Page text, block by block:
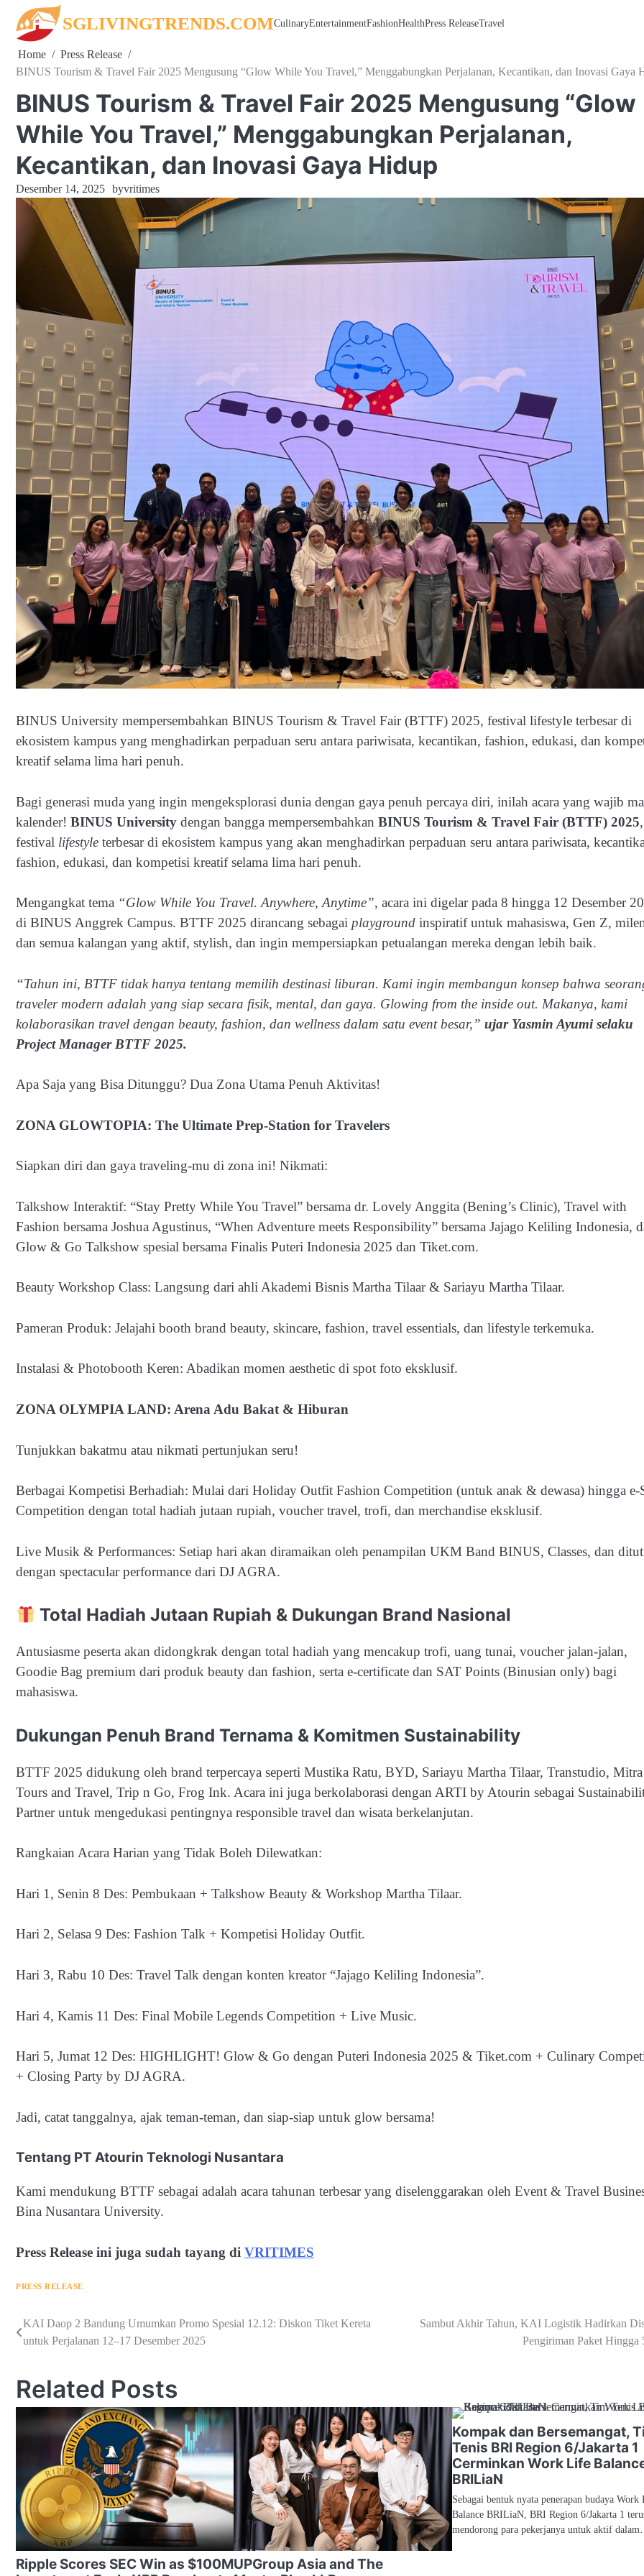
content
SGLIVINGTRENDS.COMCulinaryEntertainmentFashionHealthPress ReleaseTravel
Home
Press Release
BINUS Tourism & Travel Fair 2025 Mengusung “Glow While You Travel,” Menggabungkan Perjalanan, Kecantikan, dan Inovasi Gaya
BINUS Tourism & Travel Fair 2025 Mengusung “Glow
While You Travel,” Menggabungkan Perjalanan,
Kecantikan, dan Inovasi Gaya Hidup
Desember 14, 2025 byvritimes
BINUS University mempersembahkan BINUS Tourism & Travel Fair (BTTF) 2025, festival lifestyle terbesar di
ekosistem kampus yang menghadirkan perpaduan seru antara pariwisata, kecantikan, fashion, edukasi, dan
kreatif selama lima hari penuh.
Bagi generasi muda yang ingin mengeksplorasi dunia dengan gaya penuh percaya diri, inilah acara yang wajib
kalender! BINUS University dengan bangga mempersembahkan BINUS Tourism & Travel Fair (BTTF) 2025,
festival lifestyle terbesar di ekosistem kampus yang akan menghadirkan perpaduan seru antara pariwisata,
fashion, edukasi, dan kompetisi kreatif selama lima hari penuh.
Mengangkat tema “Glow While You Travel. Anywhere, Anytime”, acara ini digelar pada 8 hingga 12 Desember
di BINUS Anggrek Campus. BTTF 2025 dirancang sebagai playground inspiratif untuk mahasiswa, Gen Z,
dan semua kalangan yang aktif, stylish, dan ingin mempersiapkan petualangan mereka dengan lebih baik.
“Tahun ini, BTTF tidak hanya tentang memilih destinasi liburan. Kami ingin membangun konsep bahwa
traveler modern adalah yang siap secara fisik, mental, dan gaya. Glowing from the inside out. Makanya, kami
kolaborasikan travel dengan beauty, fashion, dan wellness dalam satu event besar,” ujar Yasmin Ayumi selaku
Project Manager BTTF 2025.
Apa Saja yang Bisa Ditunggu? Dua Zona Utama Penuh Aktivitas!
ZONA GLOWTOPIA: The Ultimate Prep-Station for Travelers
Siapkan diri dan gaya traveling-mu di zona ini! Nikmati:
Talkshow Interaktif: “Stay Pretty While You Travel” bersama dr. Lovely Anggita (Bening’s Clinic), Travel with
Fashion bersama Joshua Agustinus, “When Adventure meets Responsibility” bersama Jajago Keliling Indonesia,
Glow & Go Talkshow spesial bersama Finalis Puteri Indonesia 2025 dan Tiket.com.
Beauty Workshop Class: Langsung dari ahli Akademi Bisnis Martha Tilaar & Sariayu Martha Tilaar.
Pameran Produk: Jelajahi booth brand beauty, skincare, fashion, travel essentials, dan lifestyle terkemuka.
Instalasi & Photobooth Keren: Abadikan momen aesthetic di spot foto eksklusif.
ZONA OLYMPIA LAND: Arena Adu Bakat & Hiburan
Tunjukkan bakatmu atau nikmati pertunjukan seru!
Berbagai Kompetisi Berhadiah: Mulai dari Holiday Outfit Fashion Competition (untuk anak & dewasa) hingga e-
Competition dengan total hadiah jutaan rupiah, voucher travel, trofi, dan merchandise eksklusif.
Live Musik & Performances: Setiap hari akan diramaikan oleh penampilan UKM Band BINUS, Classes, dan
dengan spectacular performance dari DJ AGRA.
Total Hadiah Jutaan Rupiah & Dukungan Brand Nasional
Antusiasme peserta akan didongkrak dengan total hadiah yang mencakup trofi, uang tunai, voucher jalan-jalan,
Goodie Bag premium dari produk beauty dan fashion, serta e-certificate dan SAT Points (Binusian only) bagi
mahasiswa.
Dukungan Penuh Brand Ternama & Komitmen Sustainability
BTTF 2025 didukung oleh brand terpercaya seperti Mustika Ratu, BYD, Sariayu Martha Tilaar, Transtudio, Mitra
Tours and Travel, Trip n Go, Frog Ink. Acara ini juga berkolaborasi dengan ARTI by Atourin sebagai
Partner untuk mengedukasi pentingnya responsible travel dan wisata berkelanjutan.
Rangkaian Acara Harian yang Tidak Boleh Dilewatkan:
Hari 1, Senin 8 Des: Pembukaan + Talkshow Beauty & Workshop Martha Tilaar.
Hari 2, Selasa 9 Des: Fashion Talk + Kompetisi Holiday Outfit.
Hari 3, Rabu 10 Des: Travel Talk dengan konten kreator “Jajago Keliling Indonesia”.
Hari 4, Kamis 11 Des: Final Mobile Legends Competition + Live Music.
Hari 5, Jumat 12 Des: HIGHLIGHT! Glow & Go dengan Puteri Indonesia 2025 & Tiket.com + Culinary
+ Closing Party by DJ AGRA.
Jadi, catat tanggalnya, ajak teman-teman, dan siap-siap untuk glow bersama!
Tentang PT Atourin Teknologi Nusantara
Kami mendukung BTTF sebagai adalah acara tahunan terbesar yang diselenggarakan oleh Event & Travel
Bina Nusantara University.
Press Release ini juga sudah tayang di VRITIMES
PRESS RELEASE
Navigasi
KAI Daop 2 Bandung Umumkan Promo Spesial 12.12: Diskon Tiket Kereta
untuk Perjalanan 12–17 Desember 2025
Sambut Akhir Tahun, KAI Logistik Hadirkan
Pengiriman Paket Hingga
Related Posts
Ripple Scores SEC Win as $100MUPGroup Asia and The
Kompak dan Bersemangat,
Tenis BRI Region 6/Jakarta 1
Cerminkan Work Life
BRILiaN
Sebagai bentuk nyata penerapan budaya Work
Balance BRILiaN, BRI Region 6/Jakarta 1
mendorong para pekerjanya untuk aktif